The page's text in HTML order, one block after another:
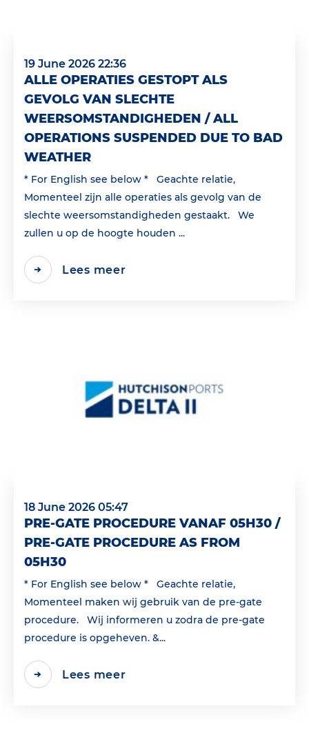
19 June 2026 22:36
ALLE OPERATIES GESTOPT ALS
GEVOLG VAN SLECHTE
WEERSOMSTANDIGHEDEN / ALL
OPERATIONS SUSPENDED DUE TO BAD
WEATHER
* For English see below * Geachte relatie,
Momenteel zijn alle operaties als gevolg van de
slechte weersomstandigheden gestaakt. We
zullen u op de hoogte houden ...
Lees meer
18 June 2026 05:47
PRE-GATE PROCEDURE VANAF 05H30 /
PRE-GATE PROCEDURE AS FROM
05H30
* For English see below * Geachte relatie,
Momenteel maken wij gebruik van de pre-gate
procedure. Wij informeren u zodra de pre-gate
procedure is opgeheven. &...
Lees meer